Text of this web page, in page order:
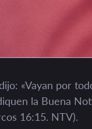
«Vayan por
la Buena
16:15. NTV).